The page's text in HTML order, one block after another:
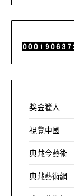
獎金獵人
視覺中國
典藏今藝術
典藏藝術網